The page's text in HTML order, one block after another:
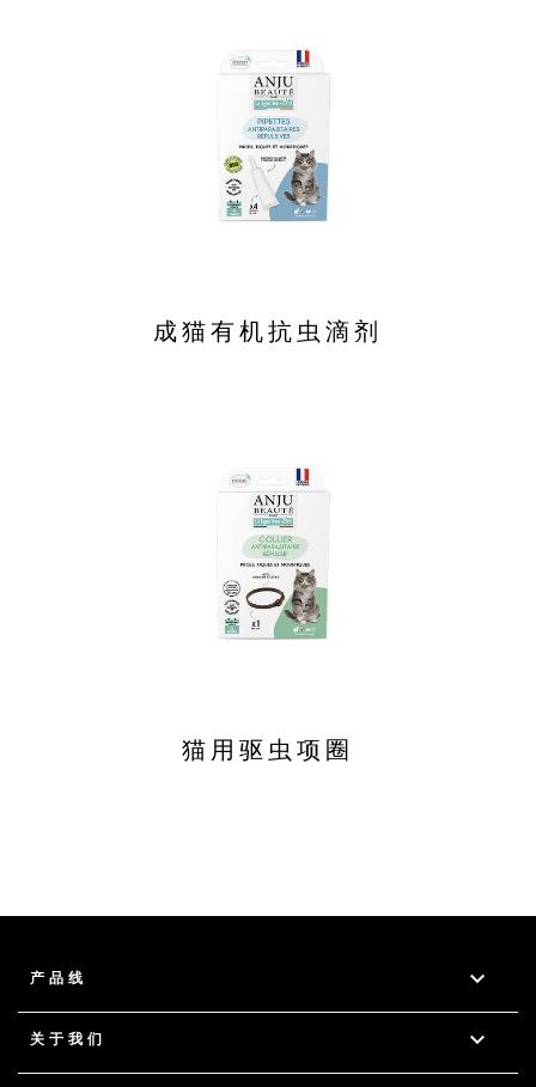
成猫有机抗虫滴剂
猫用驱虫项圈
产品线 
关于我们 